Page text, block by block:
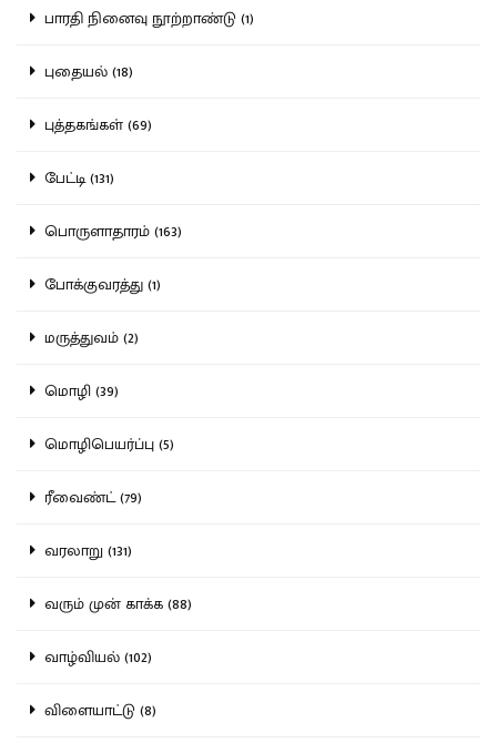
பாரதி நினைவு நூற்றாண்டு (1)
புதையல் (18)
புத்தகங்கள் (69)
பேட்டி (131)
பொருளாதாரம் (163)
போக்குவரத்து (1)
மருத்துவம் (2)
மொழி (39)
மொழிபெயர்ப்பு (5)
ரீவைண்ட் (79)
வரலாறு (131)
வரும் முன் காக்க (88)
வாழ்வியல் (102)
விளையாட்டு (8)